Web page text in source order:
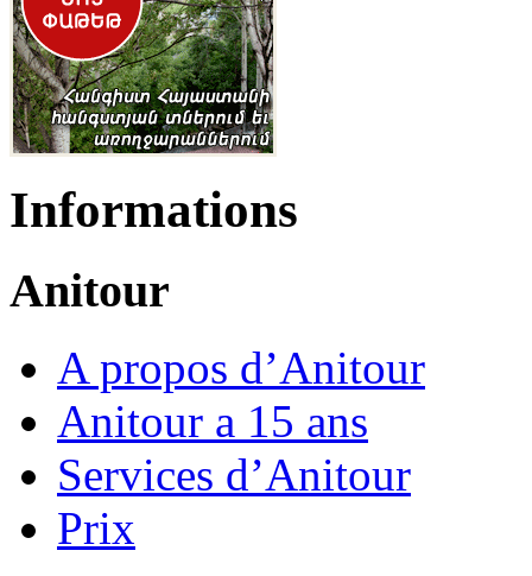
Informations
Anitour
A propos d’Anitour
Anitour a 15 ans
Services d’Anitour
Prix